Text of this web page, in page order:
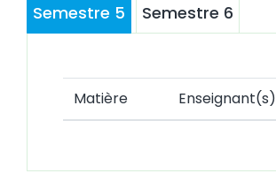
Semestre 5 Semestre 6
Matière Enseignant(s)